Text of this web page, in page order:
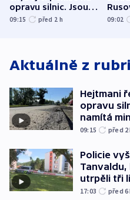
opravu silnic. Jsou
nenárokové, namítá
09:15 před 2 h
trh,
09:02
Aktuálně z
Hejtmani
opravu
namítá
09:15 před 2
Policie
Tanvaldu,
utrpěli tři
17:03 před 6